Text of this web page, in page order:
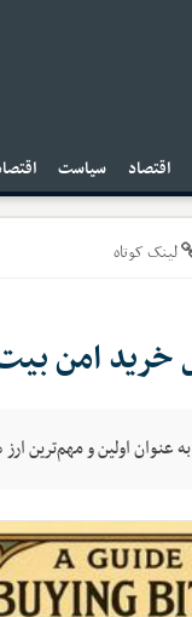
اقتصاد سیاست
لینک کوتاه
خرید امن
عنوان اولین و مهم‌ترین